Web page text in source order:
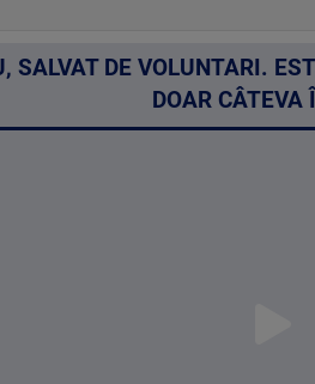
SALVAT DE VOLUNTARI.
DOAR CÂTEVA